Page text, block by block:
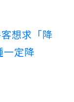
想求「降
一定降